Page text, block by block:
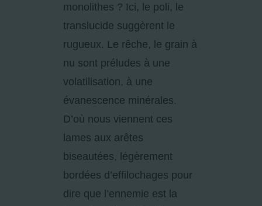
monolithes ? Ici, le poli, le
translucide suggèrent le
rugueux. Le rêche, le grain à
nu sont préludes à une
volatilisation, à une
évanescence minérales.
D’où nous viennent ces
lames aux arêtes
biseautées, légèrement
bordées d’effilochages pour
dire que l’ennemie est la